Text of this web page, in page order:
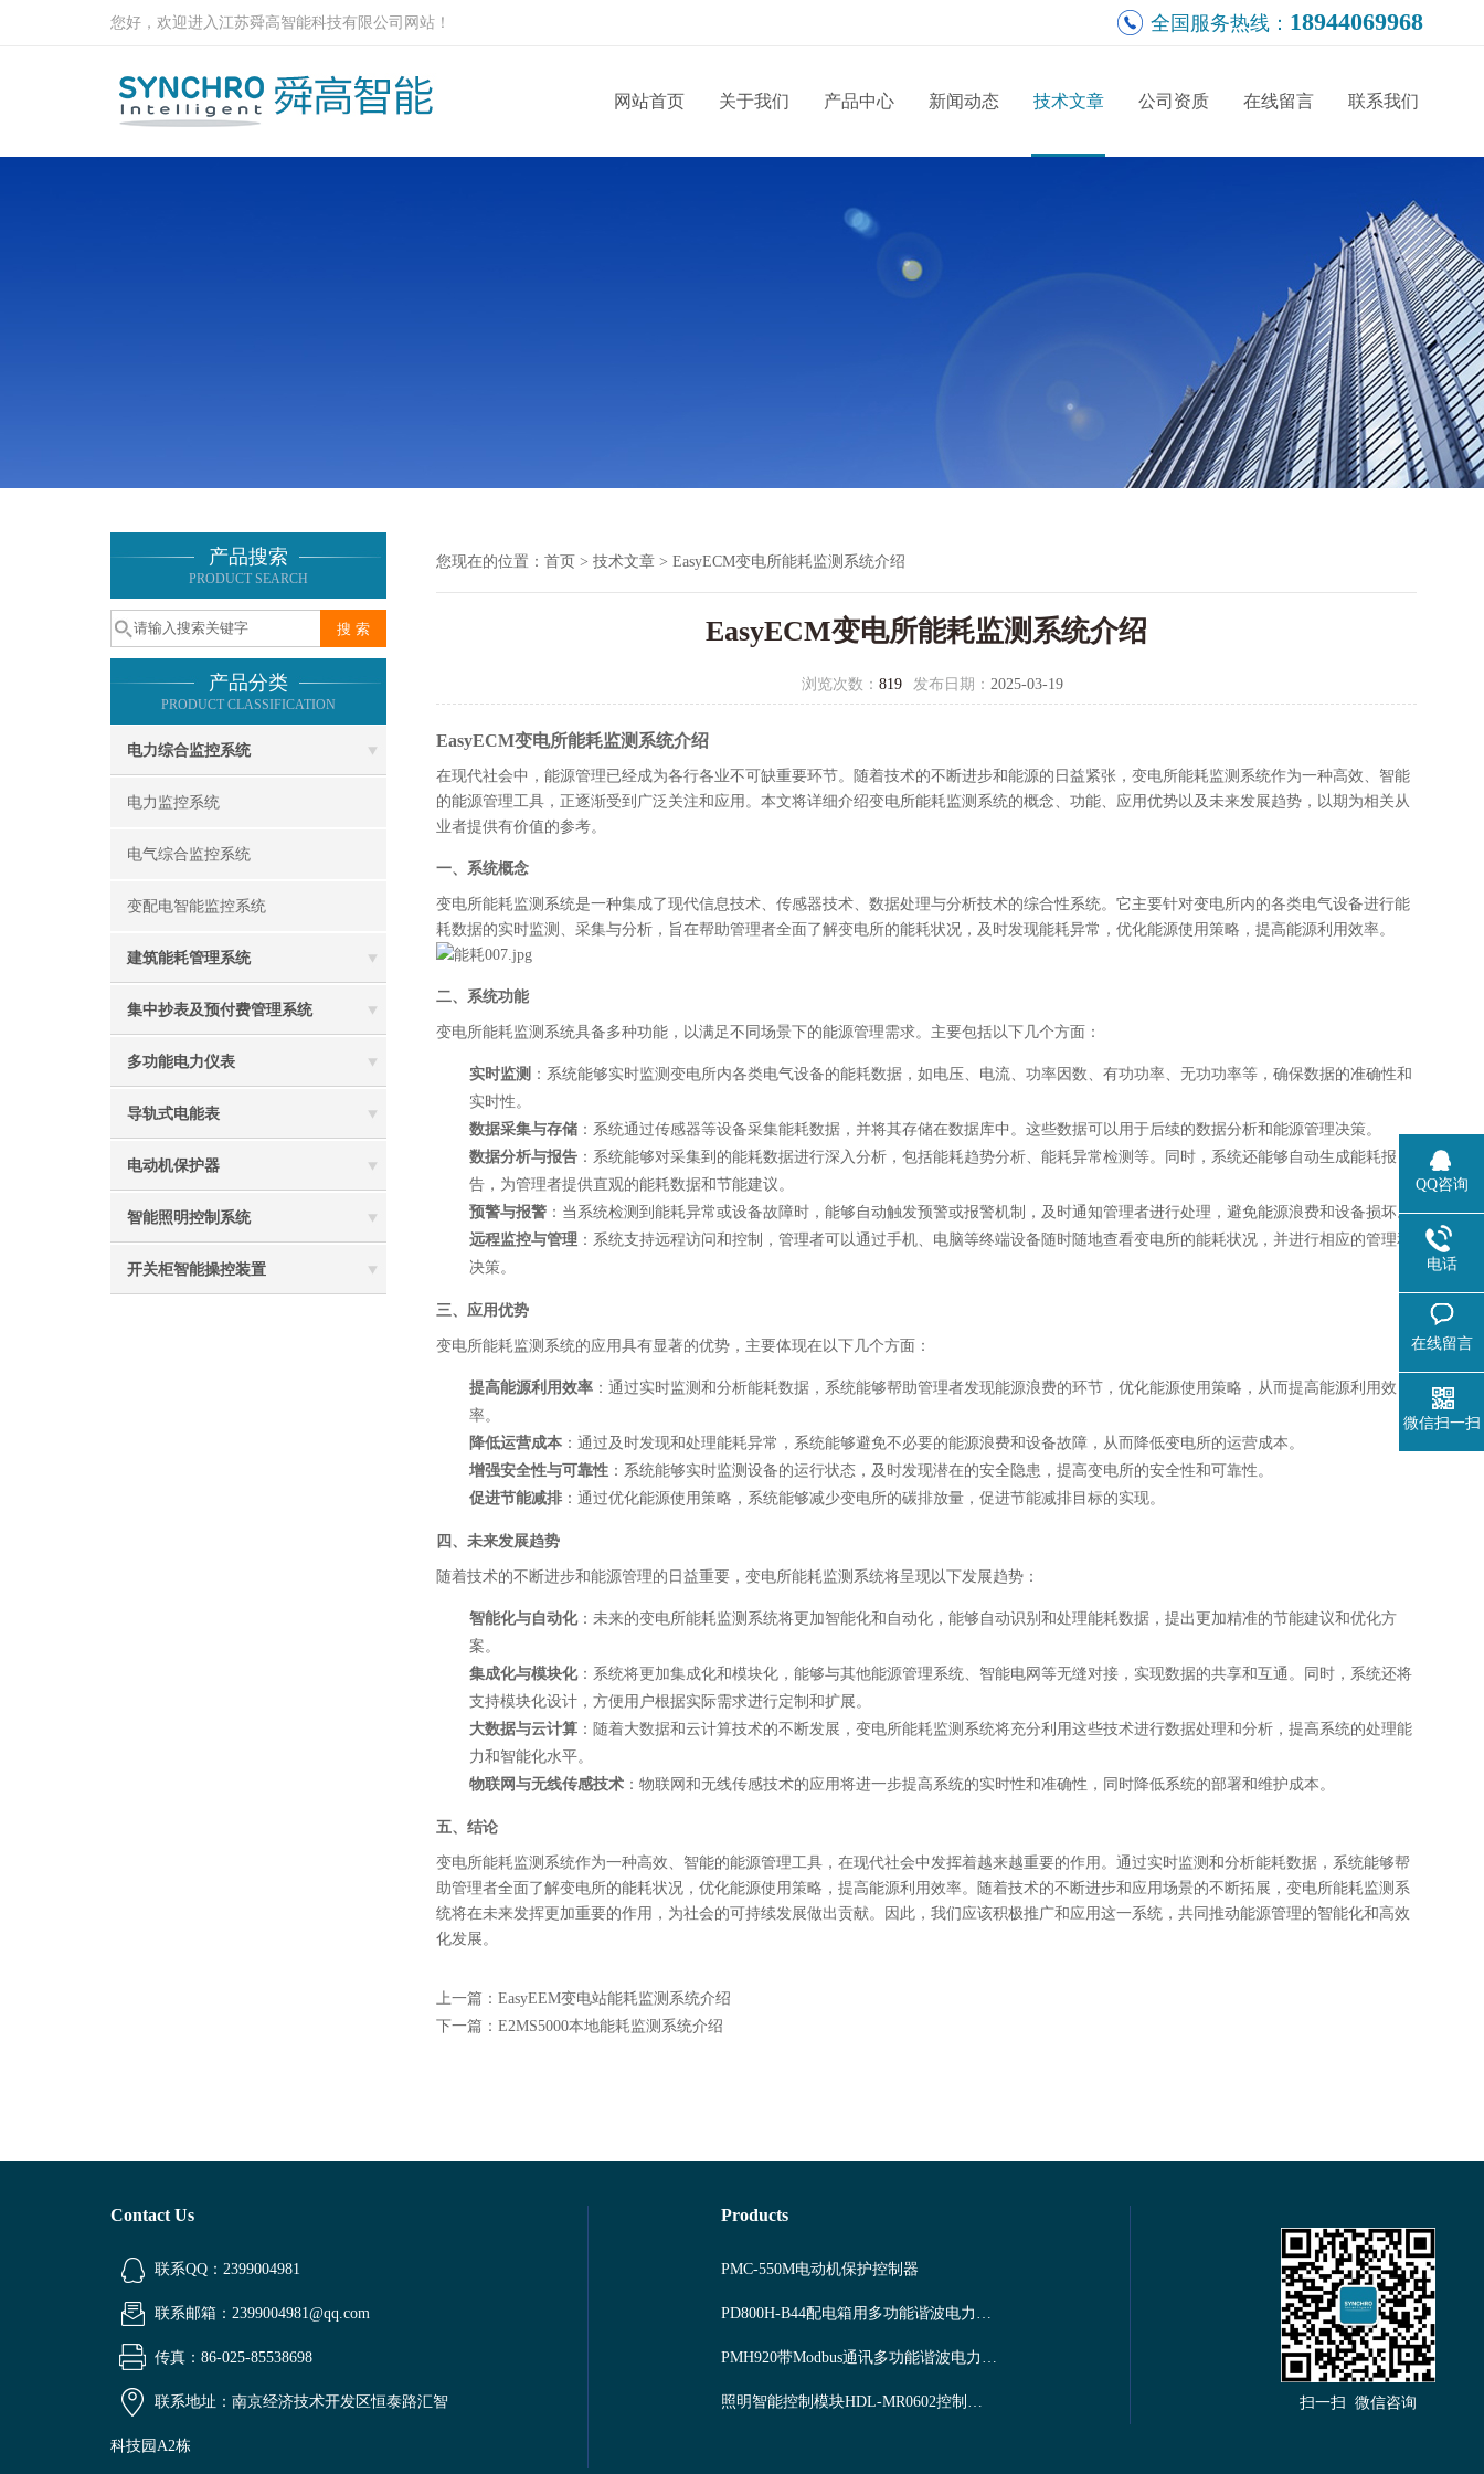
您好，欢迎进入江苏舜高智能科技有限公司网站！ 全国服务热线： 18944069968
网站首页 关于我们 产品中心 新闻动态 技术文章 公司资质 在线留言 联系我们
产品搜索
PRODUCT SEARCH
产品分类
PRODUCT CLASSIFICATION
电力综合监控系统
电力监控系统
电气综合监控系统
变配电智能监控系统
建筑能耗管理系统
集中抄表及预付费管理系统
多功能电力仪表
导轨式电能表
电动机保护器
智能照明控制系统
开关柜智能操控装置
您现在的位置： 首页 > 技术文章 > EasyECM变电所能耗监测系统介绍
EasyECM变电所能耗监测系统介绍
浏览次数： 819 发布日期： 2025-03-19
EasyECM变电所能耗监测系统介绍
在现代社会中，能源管理已经成为各行各业不可缺重要环节。随着技术的不断进步和能源的日益紧张，变电所能耗监测系统作为一种高效、智能
的能源管理工具，正逐渐受到广泛关注和应用。本文将详细介绍变电所能耗监测系统的概念、功能、应用优势以及未来发展趋势，以期为相关从
业者提供有价值的参考。
一、系统概念
变电所能耗监测系统是一种集成了现代信息技术、传感器技术、数据处理与分析技术的综合性系统。它主要针对变电所内的各类电气设备进行能
耗数据的实时监测、采集与分析，旨在帮助管理者全面了解变电所的能耗状况，及时发现能耗异常，优化能源使用策略，提高能源利用效率。
二、系统功能
变电所能耗监测系统具备多种功能，以满足不同场景下的能源管理需求。主要包括以下几个方面：
实时监测 ：系统能够实时监测变电所内各类电气设备的能耗数据，如电压、电流、功率因数、有功功率、无功功率等，确保数据的准确性和
实时性。
数据采集与存储 ：系统通过传感器等设备采集能耗数据，并将其存储在数据库中。这些数据可以用于后续的数据分析和能源管理决策。
数据分析与报告 ：系统能够对采集到的能耗数据进行深入分析，包括能耗趋势分析、能耗异常检测等。同时，系统还能够自动生成能耗报
告，为管理者提供直观的能耗数据和节能建议。
预警与报警 ：当系统检测到能耗异常或设备故障时，能够自动触发预警或报警机制，及时通知管理者进行处理，避免能源浪费和设备损坏。
远程监控与管理 ：系统支持远程访问和控制，管理者可以通过手机、电脑等终端设备随时随地查看变电所的能耗状况，并进行相应的管理和
决策。
三、应用优势
变电所能耗监测系统的应用具有显著的优势，主要体现在以下几个方面：
提高能源利用效率 ：通过实时监测和分析能耗数据，系统能够帮助管理者发现能源浪费的环节，优化能源使用策略，从而提高能源利用效
率。
降低运营成本 ：通过及时发现和处理能耗异常，系统能够避免不必要的能源浪费和设备故障，从而降低变电所的运营成本。
增强安全性与可靠性 ：系统能够实时监测设备的运行状态，及时发现潜在的安全隐患，提高变电所的安全性和可靠性。
促进节能减排 ：通过优化能源使用策略，系统能够减少变电所的碳排放量，促进节能减排目标的实现。
四、未来发展趋势
随着技术的不断进步和能源管理的日益重要，变电所能耗监测系统将呈现以下发展趋势：
智能化与自动化：未来的变电所能耗监测系统将更加智能化和自动化，能够自动识别和处理能耗数据，提出更加精准的节能建议和优化方
案。
集成化与模块化：系统将更加集成化和模块化，能够与其他能源管理系统、智能电网等无缝对接，实现数据的共享和互通。同时，系统还将
支持模块化设计，方便用户根据实际需求进行定制和扩展。
大数据与云计算 ：随着大数据和云计算技术的不断发展，变电所能耗监测系统将充分利用这些技术进行数据处理和分析，提高系统的处理能
力和智能化水平。
物联网与无线传感技术 ：物联网和无线传感技术的应用将进一步提高系统的实时性和准确性，同时降低系统的部署和维护成本。
五、结论
变电所能耗监测系统作为一种高效、智能的能源管理工具，在现代社会中发挥着越来越重要的作用。通过实时监测和分析能耗数据，系统能够帮
助管理者全面了解变电所的能耗状况，优化能源使用策略，提高能源利用效率。随着技术的不断进步和应用场景的不断拓展，变电所能耗监测系
统将在未来发挥更加重要的作用，为社会的可持续发展做出贡献。因此，我们应该积极推广和应用这一系统，共同推动能源管理的智能化和高效
化发展。
上一篇： EasyEEM变电站能耗监测系统介绍
下一篇： E2MS5000本地能耗监测系统介绍
Contact Us
联系QQ：2399004981
联系邮箱：2399004981@qq.com
传真：86-025-85538698
联系地址：南京经济技术开发区恒泰路汇智
科技园A2栋
Products
PMC-550M电动机保护控制器
PD800H-B44配电箱用多功能谐波电力仪表
PMH920带Modbus通讯多功能谐波电力仪表
照明智能控制模块HDL-MR0602控制系统 扫一扫 微信咨询
QQ咨询
电话
在线留言
微信扫一扫